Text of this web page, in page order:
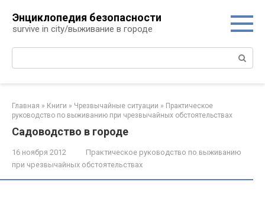
контенту
Энциклопедия безопасности
survive in city/выживание в городе
Поиск:
Главная » Книги » Чрезвычайные ситуации » Практическое
руководство по выживанию при чрезвычайных обстоятельствах
Садоводство в городе
16 ноября 2012
Практическое руководство по выживанию
при чрезвычайных обстоятельствах